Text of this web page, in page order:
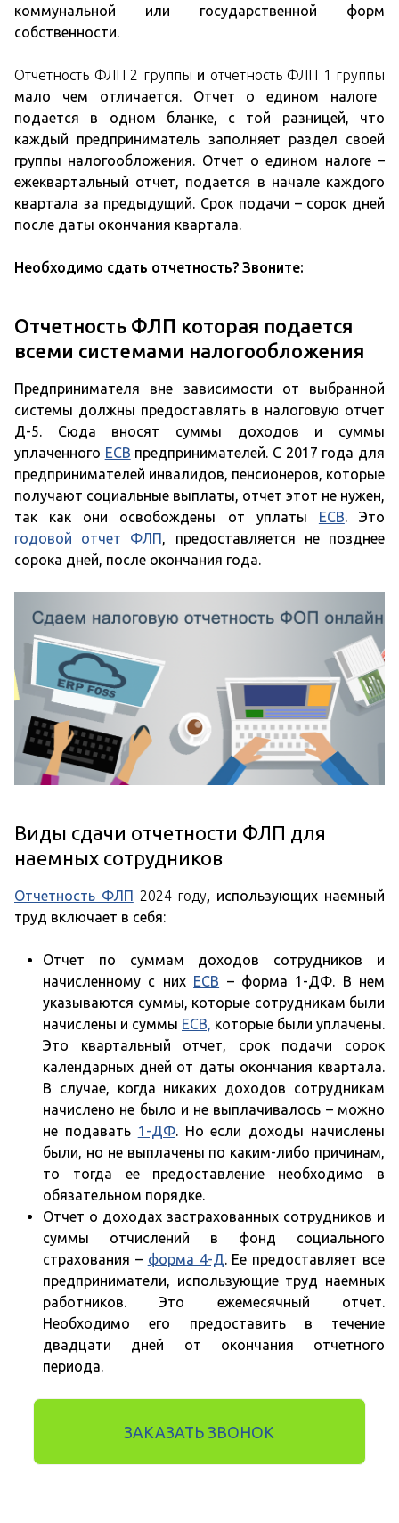
коммунальной или государственной форм
собственности.
Отчетность ФЛП 2 группы и отчетность ФЛП 1 группы
мало чем отличается. Отчет о едином налоге
подается в одном бланке, с той разницей, что
каждый предприниматель заполняет раздел своей
группы налогообложения. Отчет о едином налоге –
ежеквартальный отчет, подается в начале каждого
квартала за предыдущий. Срок подачи – сорок дней
после даты окончания квартала.
Необходимо сдать отчетность? Звоните:
Отчетность ФЛП которая подается
всеми системами налогообложения
Предпринимателя вне зависимости от выбранной
системы должны предоставлять в налоговую отчет
Д-5. Сюда вносят суммы доходов и суммы
уплаченного ЕСВ предпринимателей. С 2017 года для
предпринимателей инвалидов, пенсионеров, которые
получают социальные выплаты, отчет этот не нужен,
так как они освобождены от уплаты
ЕСВ. Это
годовой отчет ФЛП , предоставляется не позднее
сорока дней, после окончания года.
Виды сдачи отчетности ФЛП для
наемных сотрудников
Отчетность ФЛП 2024 году, использующих наемный
труд включает в себя:
Отчет по суммам доходов сотрудников и
начисленному с них ЕСВ – форма 1-ДФ. В нем
указываются суммы, которые сотрудникам были
начислены и суммы ЕСВ, которые были уплачены.
Это квартальный отчет, срок подачи сорок
календарных дней от даты окончания квартала.
В случае, когда никаких доходов сотрудникам
начислено не было и не выплачивалось – можно
не подавать 1-ДФ. Но если доходы начислены
были, но не выплачены по каким-либо причинам,
то тогда ее предоставление необходимо в
обязательном порядке.
Отчет о доходах застрахованных сотрудников и
суммы отчислений в фонд социального
страхования – форма 4-Д. Ее предоставляет все
предприниматели, использующие труд наемных
работников. Это ежемесячный отчет.
Необходимо его предоставить в течение
двадцати дней от окончания отчетного
периода.
ЗАКАЗАТЬ ЗВОНОК